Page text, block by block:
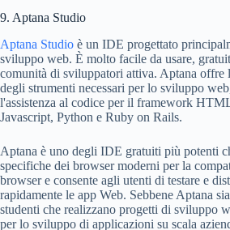
9. Aptana Studio
Aptana Studio è un IDE progettato
sviluppo web. È molto facile da usare,
comunità di sviluppatori attiva. Aptana offre
degli strumenti necessari per lo sviluppo
l'assistenza al codice per il framework
Javascript, Python e Ruby on Rails.
Aptana è uno degli IDE gratuiti più potenti
specifiche dei browser moderni per la
browser e consente agli utenti di testare e
rapidamente le app Web. Sebbene Aptana
studenti che realizzano progetti di sviluppo
per lo sviluppo di applicazioni su scala